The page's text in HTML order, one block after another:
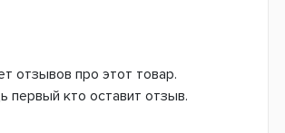
отзывов про этот товар.
первый кто оставит отзыв.